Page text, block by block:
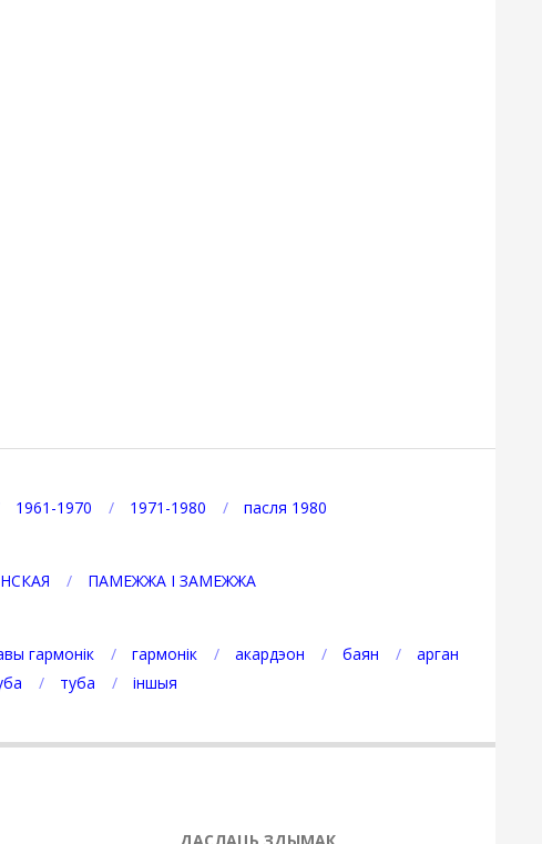
1961-1970 1971-1980 пасля 1980
ПАМЕЖЖА І ЗАМЕЖЖА
гармонік гармонік акардэон баян
арган
туба іншыя